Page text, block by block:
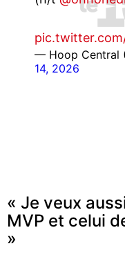
— Hoop Central
14, 2026
« Je veux
MVP et celui
»